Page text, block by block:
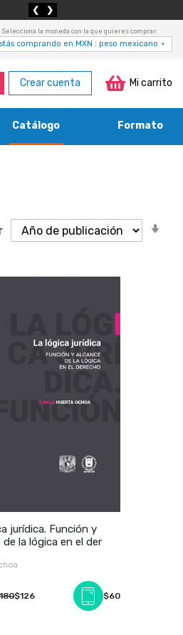
❮ ❯
Selecciona la moneda con la que quieres comprar:
comprando en MXN : peso mexicano ▾
Crear cuenta Mi carrito
Catálogo Formato
jurídica. Función y
de la lógica en el der
$126 $60